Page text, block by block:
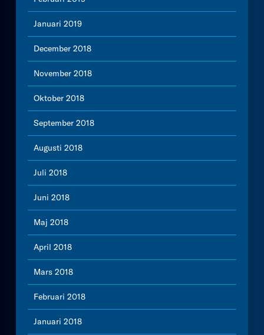
Januari 2019
December 2018
November 2018
Oktober 2018
September 2018
Augusti 2018
Juli 2018
Juni 2018
Maj 2018
April 2018
Mars 2018
Februari 2018
Januari 2018